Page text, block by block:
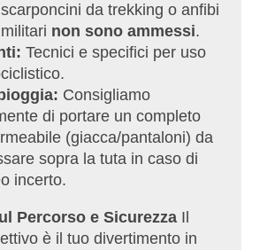
scarponcini da trekking o anfibi
militari non sono ammessi.
Tecnici e specifici per uso
Consigliamo
di portare un completo
(giacca/pantaloni) da
sopra la tuta in caso di
incerto.
Percorso e Sicurezza Il
è il tuo divertimento in